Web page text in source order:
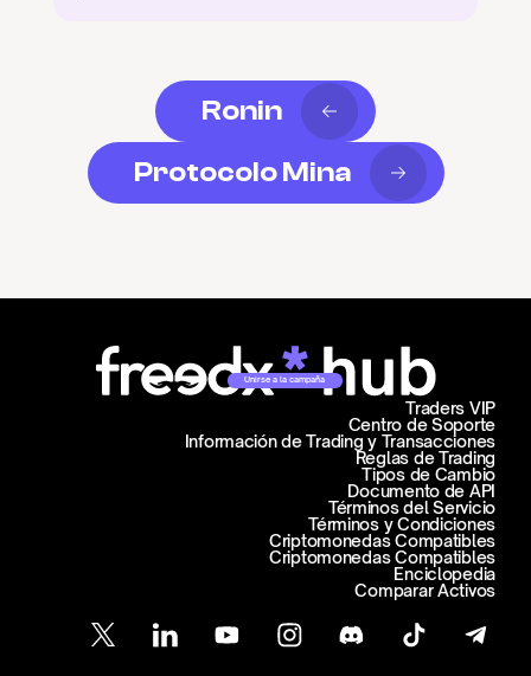
Ronin
Protocolo Mina
Unirse a la campaña
Centro de Soporte
Información de Trading y Transacciones
Traders VIP
Reglas de Trading
Tipos de Cambio
Documento de API
Términos del Servicio
Términos y Condiciones
Criptomonedas Compatibles
Criptomonedas Compatibles
Enciclopedia
Comparar Activos